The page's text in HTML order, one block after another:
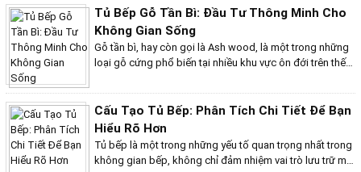
Chính vì vậy, tủ bếp gỗ tần bì luôn mang đến sự sang
trọng, đẳng cấp và bền bỉ theo thời gian.Trong bài viết
này, Bếp Việt Home xin giới thiệu đến bạn 10+ mẫu tủ
bếp gỗ tần bì đẹp mắt và tinh tế, từ những thiết kế hiện
đại, tối giản với đường nét thanh lịch, màu sắc trung tính
phá những ý tưởng thiết kế độc đáo, những cách phối
hợp màu sắc và vật liệu sáng tạo để tạo nên một không
gian bếp vừa đẹp mắt, vừa tiện nghi. Liệu bạn có tò mò
muốn biết mẫu tủ bếp nào sẽ phù hợp nhất với không
Tủ Bếp Gỗ Tần Bì: Đầu Tư Thông Minh Cho
Không Gian Sống
Gỗ tần bì, hay còn gọi là Ash wood, là một trong những
loại gỗ cứng phổ biến tại nhiều khu vực ôn đới trên thế
Oleaceae, đặc điểm nổi bật nhất là có rất nhiều loại khác
nhau, nếu một số loại gỗ như óc chó, thông, lim chỉ có 1
– 2 giống cơ bản thì dòng gỗ này lại có tới 5 – 7 loại.
Những loại này được phân chia theo vị trí địa lý, đặc
điểm sinh trưởng và nổi bật như tần bì trắng (Fraxinus
Cấu Tạo Tủ Bếp: Phân Tích Chi Tiết Để Bạn
Hiểu Rõ Hơn
Tủ bếp là một trong những yếu tố quan trọng nhất trong
không gian bếp, không chỉ đảm nhiệm vai trò lưu trữ mà